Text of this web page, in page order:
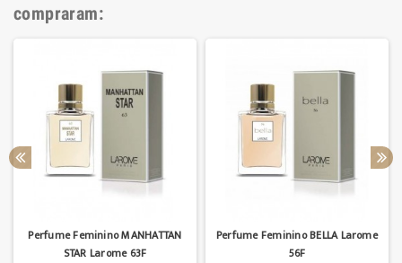
compraram:
Perfume Feminino MANHATTAN
STAR Larome 63F
Perfume Feminino BELLA Larome
56F